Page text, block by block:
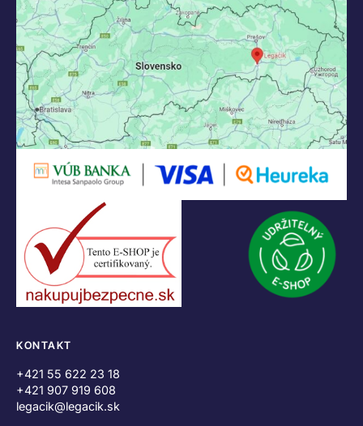
KONTAKT
+421 55 622 23 18
+421 907 919 608
legacik@legacik.sk